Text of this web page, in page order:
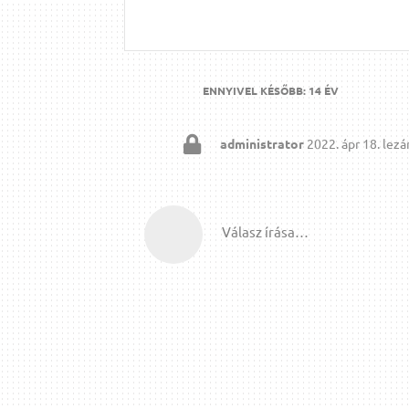
ENNYIVEL KÉSŐBB: 14 ÉV
administrator 2022. ápr 18.
Válasz írása…